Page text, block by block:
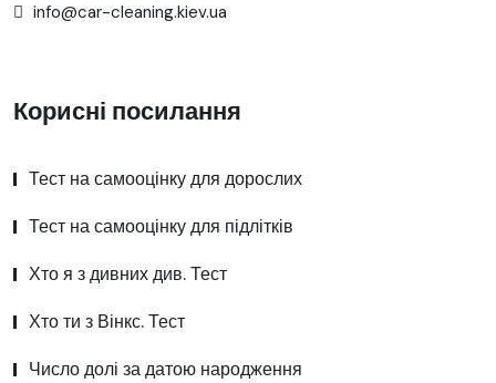
info@car-cleaning.kiev.ua
Корисні посилання
Тест на самооцінку для дорослих
Тест на самооцінку для підлітків
Хто я з дивних див. Тест
Хто ти з Вінкс. Тест
Число долі за датою народження